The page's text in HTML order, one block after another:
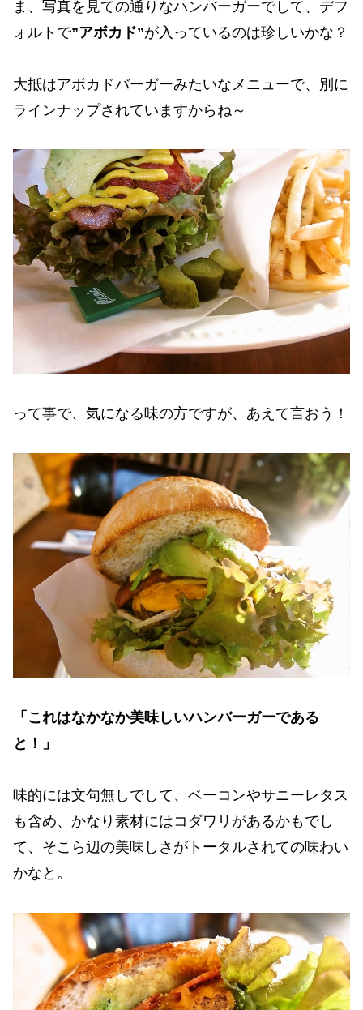
ま、写真を見ての通りなハンバーガーでして、デフ
ォルトで”アボカド”が入っているのは珍しいかな？
大抵はアボカドバーガーみたいなメニューで、別に
ラインナップされていますからね～
って事で、気になる味の方ですが、あえて言おう！
「これはなかなか美味しいハンバーガーである
と！」
味的には文句無しでして、ベーコンやサニーレタス
も含め、かなり素材にはコダワリがあるかもでし
て、そこら辺の美味しさがトータルされての味わい
かなと。